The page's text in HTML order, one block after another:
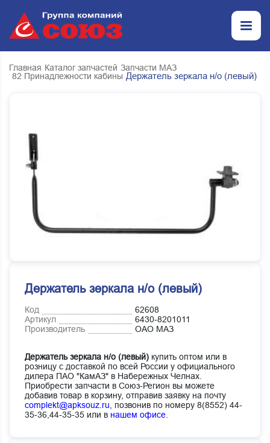
Главная Каталог запчастей Запчасти МАЗ
82 Принадлежности кабины Держатель зеркала н/о (левый)
Держатель зеркала н/о (левый)
Код
62608
Артикул
6430-8201011
Производитель
ОАО МАЗ
Держатель зеркала н/о (левый) купить оптом или в
розницу с доставкой по всей России у официального
дилера ПАО "КамАЗ" в Набережных Челнах.
Приобрести запчасти в Союз-Регион вы можете
добавив товар в корзину, отправив заявку на почту
complekt@apksouz.ru,
позвонив по номеру 8(8552) 44-
35-36,44-35-35 или в нашем офисе